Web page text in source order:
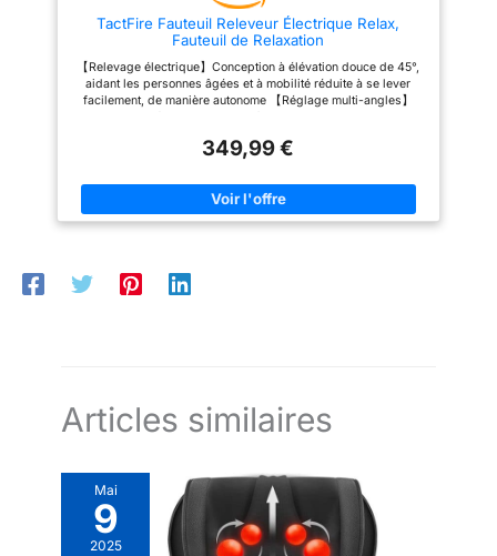
requisSTRUCTURE ROBUSTE : Conçu
avec des panneaux
acier, ce fauteuil de relaxation
offre robustesse et stabilité
supérieure. Il supporte une
personnes mesurant de 150 à
facilement sa position idéale.
MONTAGE RAPIDE : Avec des
TactFire Fauteuil Releveur Électrique Relax,
Fauteuil de Relaxation
【Relevage électrique】Conception à élévation douce de 45°,
aidant les personnes âgées et à mobilité réduite à se lever
facilement, de manière autonome 【Réglage multi-angles】
【Massage et chauffage】8 points de massage vibrants +
fatigue musculaire 【Sac de rangemen】Ce fauteuil de
massage relaxant est livré avec un sac de rangement intégré
qui peut être utilisé pour ranger des télécommandes, des
Livré en 2 colis, pas besoin d'outils, montage simple en
349,99 €
Articles similaires
Mai
9
2025